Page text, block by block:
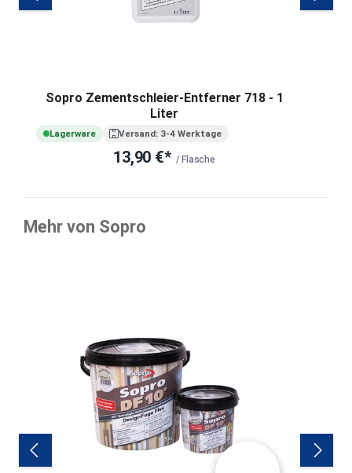
Sopro Zementschleier-Entferner 718 - 1
Liter
Lagerware Versand: 3-4 Werktage
13,90 €* / Flasche
Mehr von Sopro